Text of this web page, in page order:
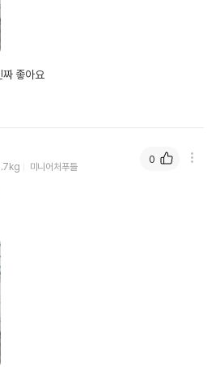
좋아요
미니어처푸들
0